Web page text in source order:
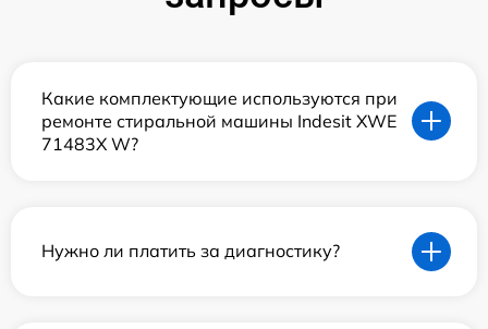
Какие комплектующие используются при
ремонте стиральной машины Indesit XWE
71483X W?
Нужно ли платить за диагностику?